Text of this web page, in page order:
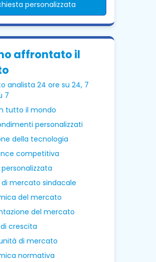
personalizzata
affrontato il
analista 24 ore su 24, 7
7
tutto il mondo
personalizzati
della tecnologia
competitiva
di mercato sindacale
del mercato
del mercato
crescita
di mercato
normativa